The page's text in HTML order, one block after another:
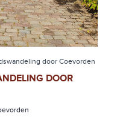
N
A
V
door Coevorden
DOOR